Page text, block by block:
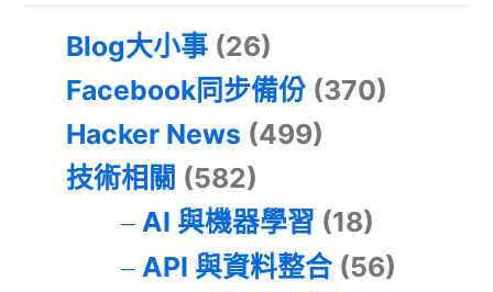
Blog大小事 (26)
Facebook同步備份 (370)
Hacker News (499)
技術相關 (582)
AI 與機器學習 (18)
API 與資料整合(56)